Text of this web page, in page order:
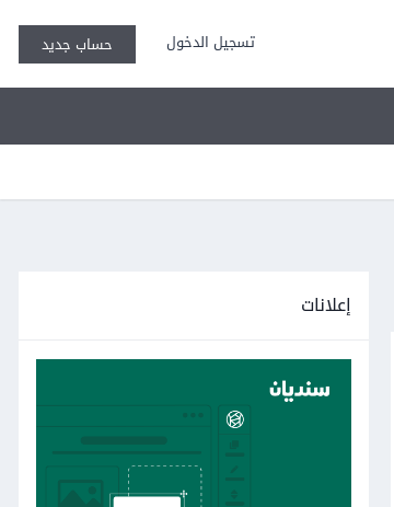
تسجيل الدخول حساب جديد
إعلانات